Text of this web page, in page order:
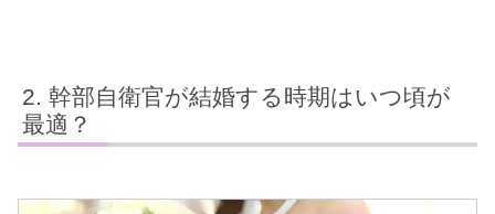
幹部自衛官が結婚する時期はいつ頃が
最適？